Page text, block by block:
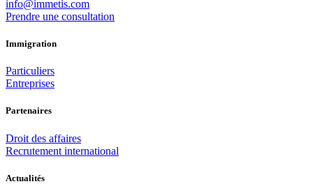
info@immetis.com
Prendre une consultation
Immigration
Particuliers
Entreprises
Partenaires
Droit des affaires
Recrutement international
Actualités